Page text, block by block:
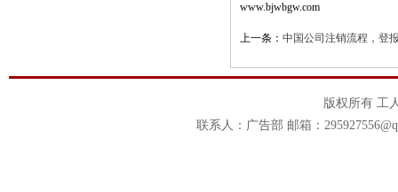
www.bjwbgw.com
上一条： 中国公司注销流程，登
版权所有 工
联系人：广告部 邮箱：